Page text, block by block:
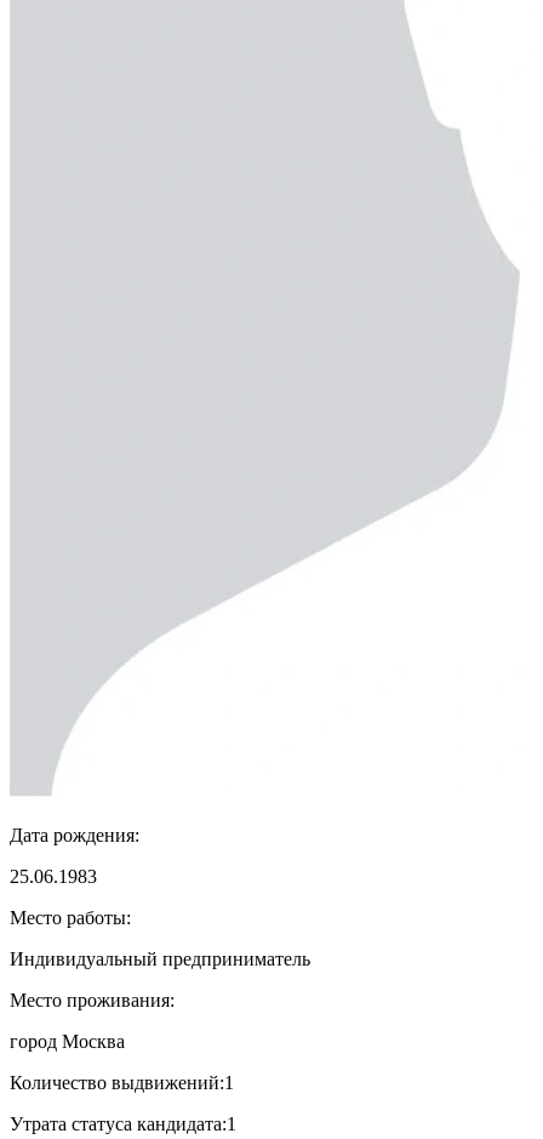
Дата рождения:
25.06.1983
Место работы:
Индивидуальный предприниматель
Место проживания:
город Москва
Количество выдвижений:1
Утрата статуса кандидата:1